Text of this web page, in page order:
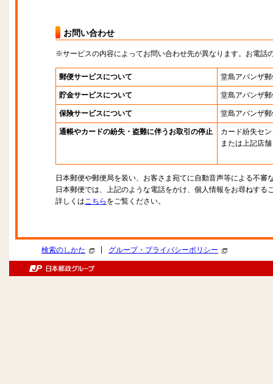
お問い合わせ
※サービスの内容によってお問い合わせ先が異なります。お電話
郵便サービスについて 堂島アバンザ
貯金サービスについて 堂島アバンザ
保険サービスについて 堂島アバンザ
通帳やカードの紛失・盗難に伴うお取引の停止
カード紛失セ
または上記店舗
日本郵便や郵便局を装い、お客さま宛てに自動音声等による不審
日本郵便では、上記のような電話をかけ、個人情報をお尋ねする
詳しくはこちら をご覧ください。
検索のしかた グループ・プライバシーポリシー